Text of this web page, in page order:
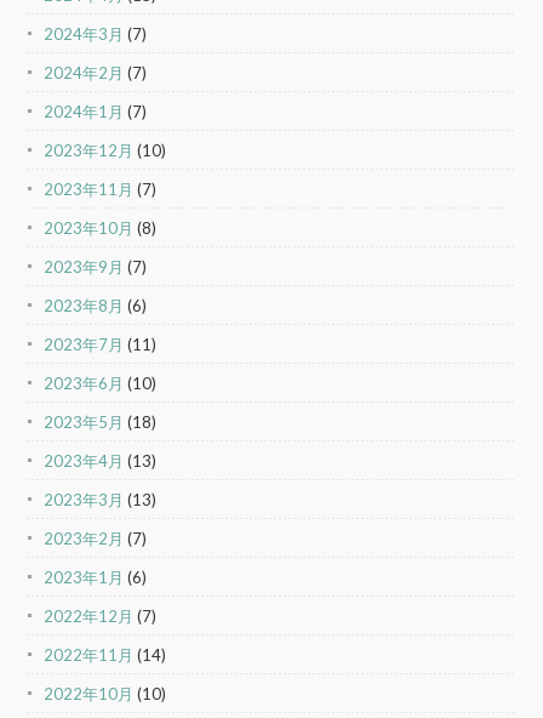
2024年3月 (7)
2024年2月 (7)
2024年1月 (7)
2023年12月 (10)
2023年11月 (7)
2023年10月 (8)
2023年9月 (7)
2023年8月 (6)
2023年7月 (11)
2023年6月 (10)
2023年5月 (18)
2023年4月 (13)
2023年3月 (13)
2023年2月 (7)
2023年1月 (6)
2022年12月 (7)
2022年11月 (14)
2022年10月 (10)